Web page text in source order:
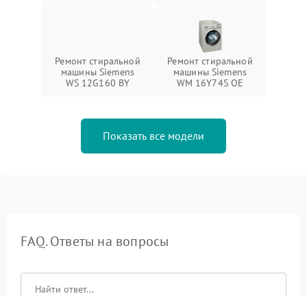
Ремонт стиральной
машины Siemens
WS 12G160 BY
Ремонт стиральной
машины Siemens
WM 16Y74S OE
Показать все модели
FAQ. Ответы на вопросы